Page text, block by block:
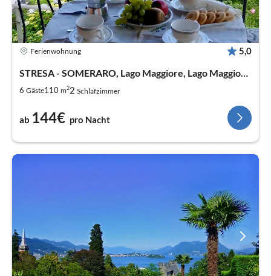
Ferienwohnung 5,0
STRESA - SOMERARO, Lago Maggiore, Lago Maggiore -
6 Gäste110 m22 Schlafzimmer
ab 144€ pro Nacht